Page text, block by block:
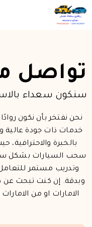
إلى
المحتوى
تواصل
سنكون سعداء
نحن نفتخر بأن نكون
خدمات ذات جودة عالية
بالخبرة
سحب السيارات بشكل
وتدريب مستمر
وبدقة. إن كنت تبحث
الامارات او من